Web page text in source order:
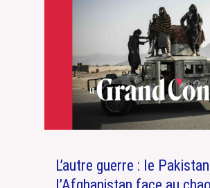
L’autre guerre : le